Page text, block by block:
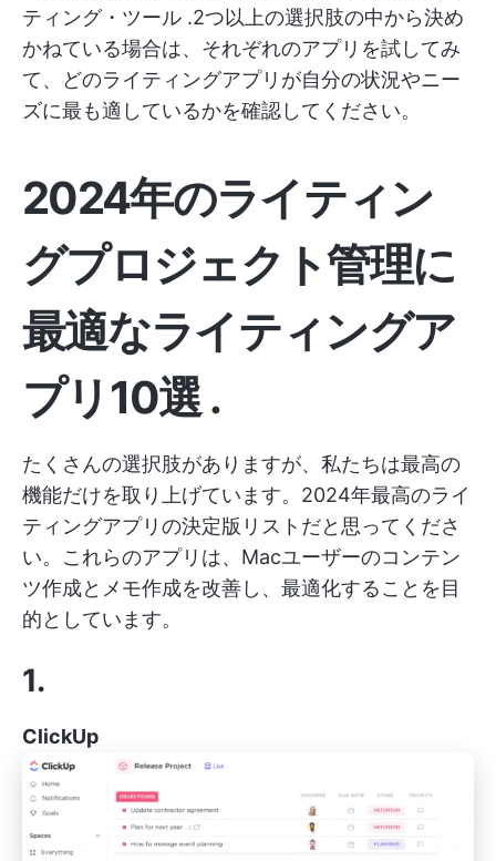
ティング・ツール .2つ以上の選択肢の中から決め
かねている場合は、それぞれのアプリを試してみ
て、どのライティングアプリが自分の状況やニー
ズに最も適しているかを確認してください。
2024年のライティン
グプロジェクト管理に
最適なライティングア
プリ10選.
たくさんの選択肢がありますが、私たちは最高の
機能だけを取り上げています。2024年最高のライ
ティングアプリの決定版リストだと思ってくださ
い。これらのアプリは、Macユーザーのコンテン
ツ作成とメモ作成を改善し、最適化することを目
的としています。
1.
ClickUp